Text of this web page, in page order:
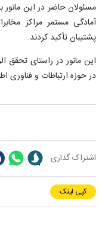
مسئولان حاضر در این
آمادگی مستمر مراکز
پشتیبان تأکید کردند.
این مانور در راستای تحقق
در حوزه ارتباطات و فناوری
اشتراک گذاری
کپی لینک